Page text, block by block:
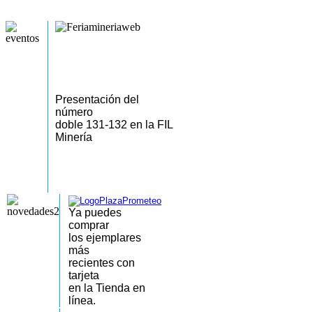
Presentación del
número
doble 131-132 en la FIL
Minería
Ya puedes
comprar
los ejemplares
más
recientes con
tarjeta
en la Tienda en
línea.